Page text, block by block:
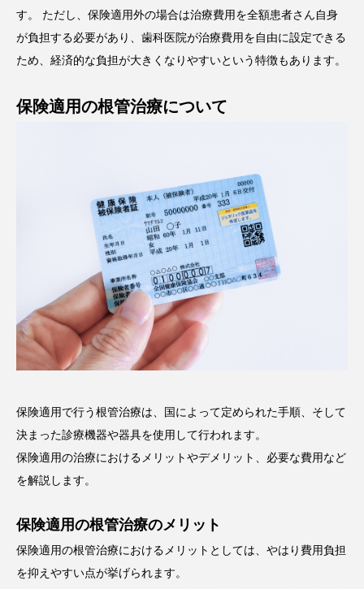
す。 ただし、保険適用外の場合は治療費用を全額患者さん自身
が負担する必要があり、歯科医院が治療費用を自由に設定できる
ため、経済的な負担が大きくなりやすいという特徴もあります。
保険適用の根管治療について
保険適用で行う根管治療は、国によって定められた手順、そして
決まった診療機器や器具を使用して行われます。
保険適用の治療におけるメリットやデメリット、必要な費用など
を解説します。
保険適用の根管治療のメリット
保険適用の根管治療におけるメリットとしては、やはり費用負担
を抑えやすい点が挙げられます。